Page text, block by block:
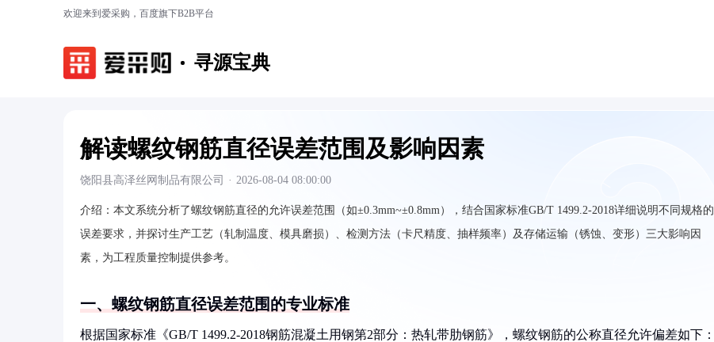
欢迎来到爱采购，百度旗下B2B平台
寻源宝典
解读螺纹钢筋直径误差范围及影响因素
饶阳县高泽丝网制品有限公司 · 2026-08-04 08:00:00
介绍： 本文系统分析了螺纹钢筋直径的允许误差范围（如±0.3mm~±0.8mm），结合国家标准GB/T 1499.2-2018详细说明不同规格的
误差要求，并探讨生产工艺（轧制温度、模具磨损）、检测方法（卡尺精度、抽样频率）及存储运输（锈蚀、变形）三大影响因
素，为工程质量控制提供参考。
一、螺纹钢筋直径误差范围的专业标准
根据国家标准《GB/T 1499.2-2018钢筋混凝土用钢第2部分：热轧带肋钢筋》，螺纹钢筋的公称直径允许偏差如下：